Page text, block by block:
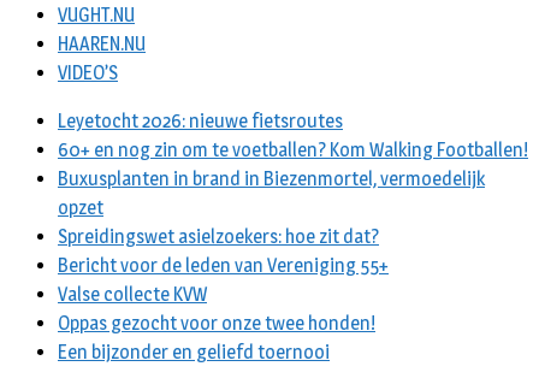
VUGHT.NU
HAAREN.NU
VIDEO’S
Leyetocht 2026: nieuwe fietsroutes
60+ en nog zin om te voetballen? Kom Walking Footballen!
Buxusplanten in brand in Biezenmortel, vermoedelijk
opzet
Spreidingswet asielzoekers: hoe zit dat?
Bericht voor de leden van Vereniging 55+
Valse collecte KVW
Oppas gezocht voor onze twee honden!
Een bijzonder en geliefd toernooi